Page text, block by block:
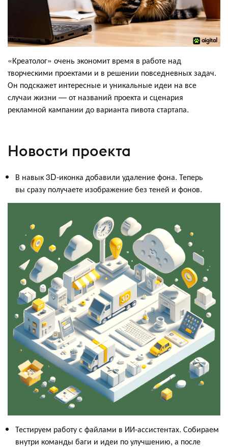
«Креатолог» очень экономит время в работе над
творческими проектами и в решении повседневных задач.
Он подскажет интересные и уникальные идеи на все
случаи жизни — от названий проекта и сценария
рекламной кампании до варианта пивота стартапа.
Новости проекта
В навык 3D-иконка добавили удаление фона. Теперь
вы сразу получаете изображение без теней и фонов.
Тестируем работу с файлами в ИИ-ассистентах. Собираем
внутри команды баги и идеи по улучшению, а после